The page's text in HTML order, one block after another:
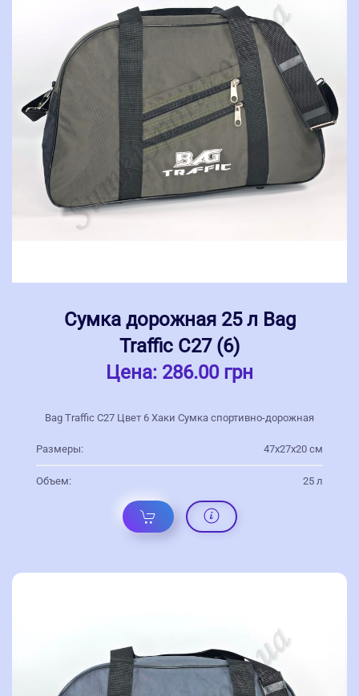
Сумка дорожная 25 л Bag
Traffic С27 (6)
Цена: 286.00 грн
Bag Traffic С27 Цвет 6 Хаки Сумка спортивно-дорожная
Размеры: 47х27х20 см
Объем: 25 л